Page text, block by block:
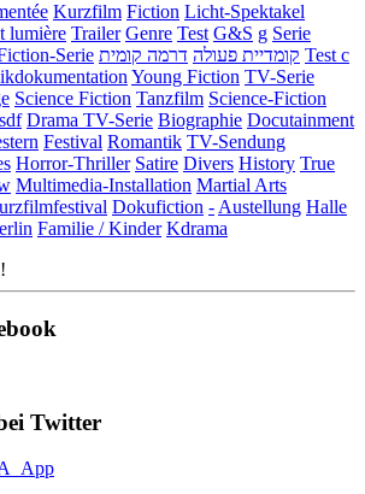
Kurzfilm Fiction Licht-Spektakel
lumière Trailer Genre Test G&S g Serie
Serie קומדיית פעולה דרמה קומית
Test c
Young Fiction TV-Serie
Science Fiction Tanzfilm Science-Fiction
sdf Drama TV-Serie Biographie Docutainment
Festival Romantik TV-Sendung
Horror-Thriller Satire Divers History True
Multimedia-Installation Martial Arts
Dokufiction -Austellung Halle
Familie / Kinder Kdrama
Twitter